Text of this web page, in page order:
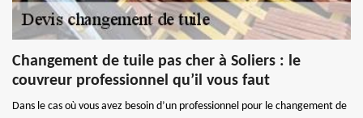
Changement de tuile pas cher à Soliers : le
couvreur professionnel qu’il vous faut
Dans le cas où vous avez besoin d’un professionnel pour le changement de